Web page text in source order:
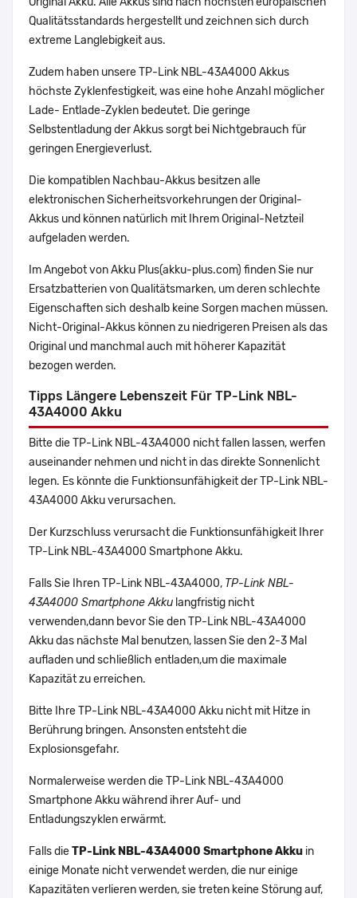
Qualitätsstandards hergestellt und zeichnen sich durch
extreme Langlebigkeit aus.
Zudem haben unsere TP-Link NBL-43A4000 Akkus
höchste Zyklenfestigkeit, was eine hohe Anzahl möglicher
Lade- Entlade-Zyklen bedeutet. Die geringe
Selbstentladung der Akkus sorgt bei Nichtgebrauch für
geringen Energieverlust.
Die kompatiblen Nachbau-Akkus besitzen alle
elektronischen Sicherheitsvorkehrungen der Original-
Akkus und können natürlich mit Ihrem Original-Netzteil
aufgeladen werden.
Im Angebot von Akku Plus(akku-plus.com) finden Sie nur
Ersatzbatterien von Qualitätsmarken, um deren schlechte
Eigenschaften sich deshalb keine Sorgen machen müssen.
Nicht-Original-Akkus können zu niedrigeren Preisen als das
Original und manchmal auch mit höherer Kapazität
bezogen werden.
Tipps Längere Lebenszeit Für TP-Link NBL-
43A4000 Akku
Bitte die TP-Link NBL-43A4000 nicht fallen lassen, werfen
auseinander nehmen und nicht in das direkte Sonnenlicht
legen. Es könnte die Funktionsunfähigkeit der TP-Link NBL-
43A4000 Akku verursachen.
Der Kurzschluss verursacht die Funktionsunfähigkeit Ihrer
TP-Link NBL-43A4000 Smartphone Akku.
Falls Sie Ihren TP-Link NBL-43A4000, TP-Link NBL-
43A4000 Smartphone Akku langfristig nicht
verwenden,dann bevor Sie den TP-Link NBL-43A4000
Akku das nächste Mal benutzen, lassen Sie den 2-3 Mal
aufladen und schließlich entladen,um die maximale
Kapazität zu erreichen.
Bitte Ihre TP-Link NBL-43A4000 Akku nicht mit Hitze in
Berührung bringen. Ansonsten entsteht die
Explosionsgefahr.
Normalerweise werden die TP-Link NBL-43A4000
Smartphone Akku während ihrer Auf- und
Entladungszyklen erwärmt.
Falls dieTP-Link NBL-43A4000 Smartphone Akku in
einige Monate nicht verwendet werden, die nur einige
Kapazitäten verlieren werden, sie treten keine Störung auf,